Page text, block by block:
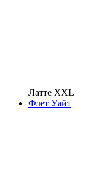
Латте XXL
Флет Уайт